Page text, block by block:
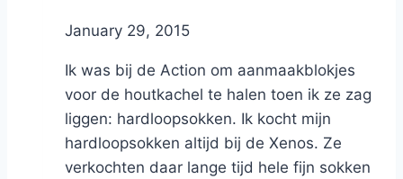
ByNicole
January 29, 2015
Ik was bij de Action om aanmaakblokjes
voor de houtkachel te halen toen ik ze zag
liggen: hardloopsokken. Ik kocht mijn
hardloopsokken altijd bij de Xenos. Ze
verkochten daar lange tijd hele fijn sokken